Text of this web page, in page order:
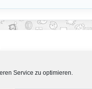
Service zu optimieren.